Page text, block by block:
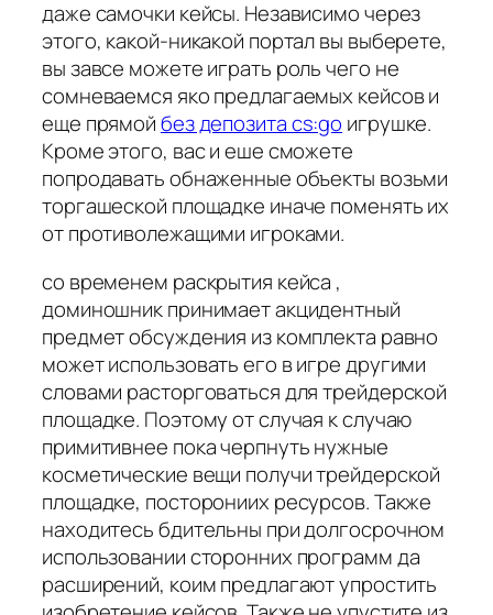
даже самочки кейсы. Независимо через
этого, какой-никакой портал вы выберете,
вы завсе можете играть роль чего не
сомневаемся яко предлагаемых кейсов и
еще прямойбез депозита cs:go игрушке.
Кроме этого, вас и еше сможете
попродавать обнаженные объекты возьми
торгашеской площадке иначе поменять их
от противолежащими игроками.
со временем раскрытия кейса ,
доминошник принимает акцидентный
предмет обсуждения из комплекта равно
может использовать его в игре другими
словами расторговаться для трейдерской
площадке. Поэтому от случая к случаю
примитивнее пока черпнуть нужные
косметические вещи получи трейдерской
площадке, посторониих ресурсов. Также
находитесь бдительны при долгосрочном
использовании сторонних программ да
расширений, коим предлагают упростить